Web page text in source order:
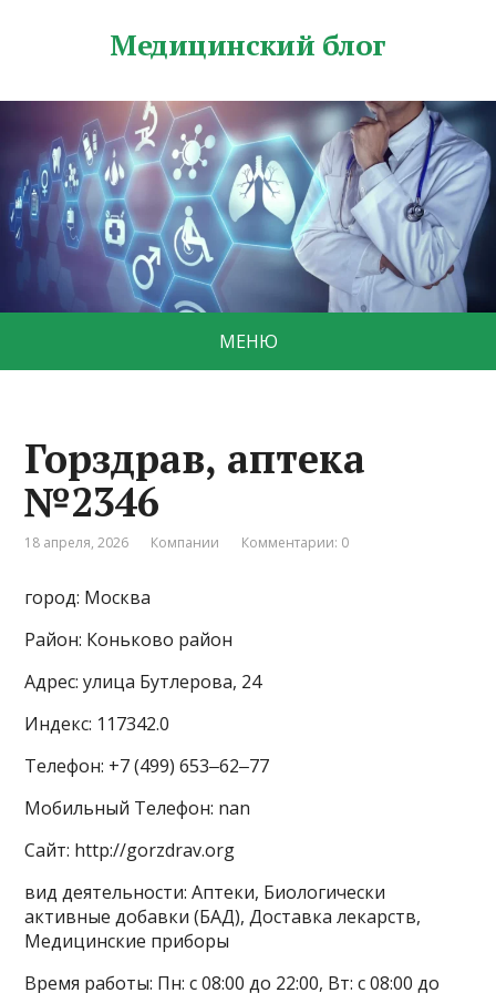
Медицинский блог
МЕНЮ
Горздрав, аптека
№2346
18 апреля, 2026 Компании Комментарии: 0
город: Москва
Район: Коньково район
Адрес: улица Бутлерова, 24
Индекс: 117342.0
Телефон: +7 (499) 653‒62‒77
Мобильный Телефон: nan
Сайт: http://gorzdrav.org
вид деятельности: Аптеки, Биологически
активные добавки (БАД), Доставка лекарств,
Медицинские приборы
Время работы: Пн: с 08:00 до 22:00, Вт: с 08:00 до